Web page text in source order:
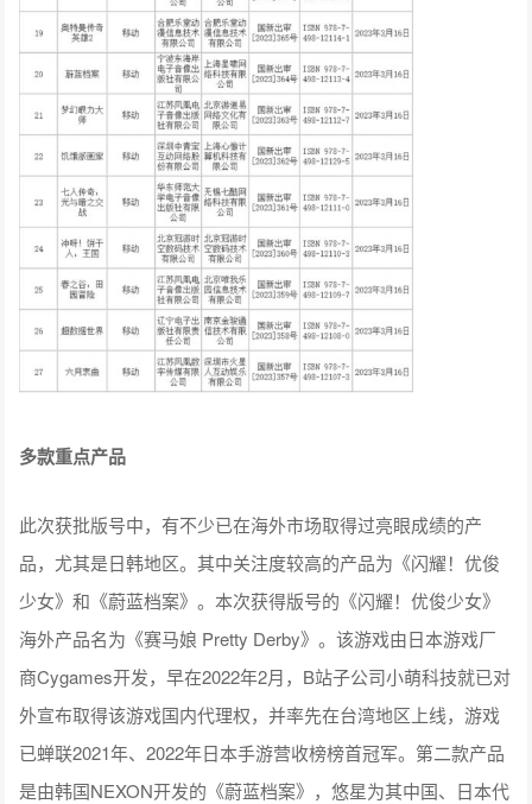
多款重点产品
此次获批版号中，有不少已在海外市场取得过亮眼成绩的产
品，尤其是日韩地区。其中关注度较高的产品为《闪耀！优俊
少女》和《蔚蓝档案》。本次获得版号的《闪耀！优俊少女》
海外产品名为《赛马娘 Pretty Derby》。该游戏由日本游戏厂
商Cygames开发，早在2022年2月，B站子公司小萌科技就已对
外宣布取得该游戏国内代理权，并率先在台湾地区上线，游戏
已蝉联2021年、2022年日本手游营收榜榜首冠军。第二款产品
是由韩国NEXON开发的《蔚蓝档案》，悠星为其中国、日本代